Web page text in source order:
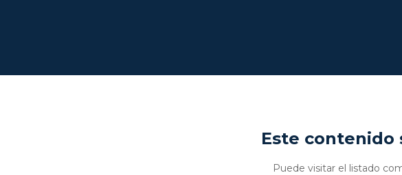
Este contenido
Puede visitar el listado